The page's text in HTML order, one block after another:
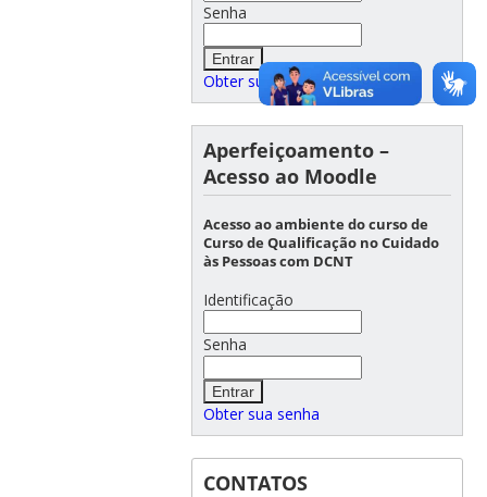
Senha
Obter sua senha
Aperfeiçoamento –
Acesso ao Moodle
Acesso ao ambiente do curso de
Curso de Qualificação no Cuidado
às Pessoas com DCNT
Identificação
Senha
Obter sua senha
CONTATOS